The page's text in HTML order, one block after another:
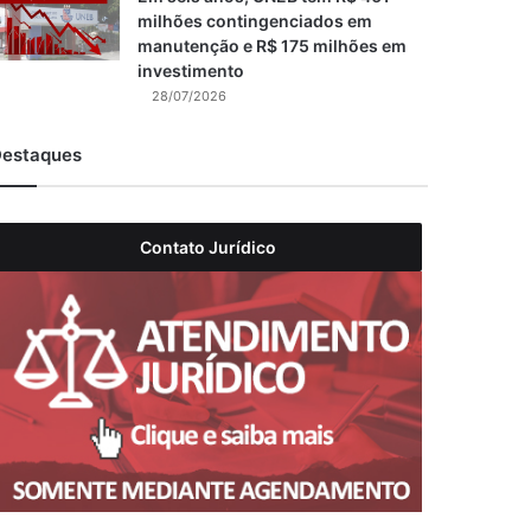
milhões contingenciados em
manutenção e R$ 175 milhões em
investimento
28/07/2026
Contato Jurídico